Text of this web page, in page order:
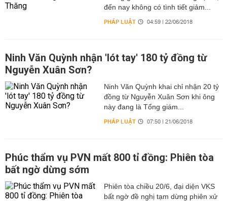
đến nay không có tình tiết giảm...
PHÁP LUẬT 04:59 | 22/06/2018
Ninh Văn Quỳnh nhận 'lót tay' 180 tỷ đồng từ
Nguyễn Xuân Sơn?
Ninh Văn Quỳnh khai chỉ nhận 20 tỷ
đồng từ Nguyễn Xuân Sơn khi ông
này đang là Tổng giám...
PHÁP LUẬT 07:50 | 21/06/2018
Phúc thẩm vụ PVN mất 800 tỉ đồng: Phiên tòa
bất ngờ dừng sớm
Phiên tòa chiều 20/6, đại diện VKS
bất ngờ đề nghị tạm dừng phiên xử